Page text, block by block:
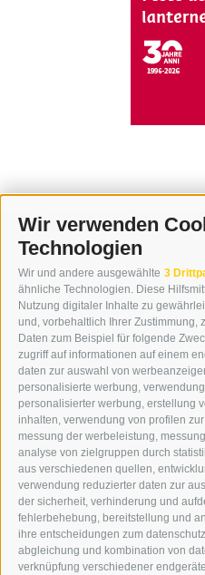
Wir verwenden
Technologien
Wir und andere ausgewählte 3
ähnliche Technologien. Diese
Nutzung digitaler Inhalte zu
und, vorbehaltlich Ihrer Zustimmung,
Daten zum Beispiel für folgende
zugriff auf informationen auf einem
daten zur auswahl von
personalisierte werbung,
personalisierter werbung, erstellung
inhalten, verwendung von profilen
messung der werbeleistung,
analyse von zielgruppen durch
aus verschiedenen quellen,
verwendung reduzierter daten zur
der sicherheit, verhinderung und
fehlerbehebung, bereitstellung und
ihre entscheidungen zum
abgleichung und kombination von
verknüpfung verschiedener
KONTAKT
WIPP-MEDIA GMBH
DER ERKER
NEUSTADT 20A
I-39049 STERZING
TEL.: +39 0472 766876
GRAFIK@DERERKER.IT
INFO@DERERKER.IT
DER ERKER
WERBEN IM ERKER
ONLINE-WERBUNG
SEPA-DAUERAUFTRAG
REGELN LESERKOMMENTARE